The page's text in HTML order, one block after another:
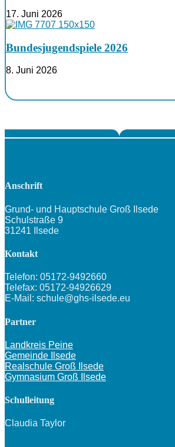
17. Juni 2026
Bundesjugendspiele 2026
8. Juni 2026
Anschrift
Grund- und Hauptschule Groß Ilsede
Schulstraße 9
31241 Ilsede
Kontakt
Telefon: 05172-9492660
Telefax: 05172-94926629
E-Mail: schule@ghs-ilsede.eu
Partner
Landkreis Peine
Gemeinde Ilsede
Realschule Groß Ilsede
Gymnasium Groß Ilsede
Schulleitung
Claudia Taylor